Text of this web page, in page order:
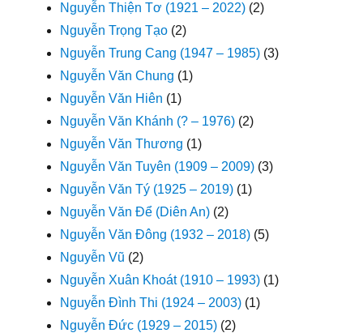
Nguyễn Thiện Tơ (1921 – 2022) (2)
Nguyễn Trọng Tạo (2)
Nguyễn Trung Cang (1947 – 1985) (3)
Nguyễn Văn Chung (1)
Nguyễn Văn Hiên (1)
Nguyễn Văn Khánh (? – 1976) (2)
Nguyễn Văn Thương (1)
Nguyễn Văn Tuyên (1909 – 2009) (3)
Nguyễn Văn Tý (1925 – 2019) (1)
Nguyễn Văn Để (Diên An) (2)
Nguyễn Văn Đông (1932 – 2018) (5)
Nguyễn Vũ (2)
Nguyễn Xuân Khoát (1910 – 1993) (1)
Nguyễn Đình Thi (1924 – 2003) (1)
Nguyễn Đức (1929 – 2015) (2)